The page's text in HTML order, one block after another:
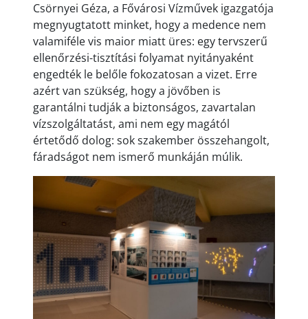
Csörnyei Géza, a Fővárosi Vízművek igazgatója
megnyugtatott minket, hogy a medence nem
valamiféle vis maior miatt üres: egy tervszerű
ellenőrzési-tisztítási folyamat nyitányaként
engedték le belőle fokozatosan a vizet. Erre
azért van szükség, hogy a jövőben is
garantálni tudják a biztonságos, zavartalan
vízszolgáltatást, ami nem egy magától
értetődő dolog: sok szakember összehangolt,
fáradságot nem ismerő munkáján múlik.